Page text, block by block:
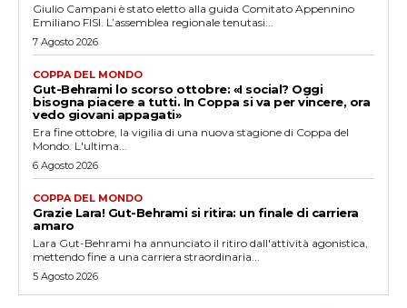
Giulio Campani è stato eletto alla guida Comitato Appennino
Emiliano FISI. L’assemblea regionale tenutasi...
7 Agosto 2026
COPPA DEL MONDO
Gut-Behrami lo scorso ottobre: «I social? Oggi
bisogna piacere a tutti. In Coppa si va per vincere, ora
vedo giovani appagati»
Era fine ottobre, la vigilia di una nuova stagione di Coppa del
Mondo. L'ultima...
6 Agosto 2026
COPPA DEL MONDO
Grazie Lara! Gut-Behrami si ritira: un finale di carriera
amaro
Lara Gut-Behrami ha annunciato il ritiro dall'attività agonistica,
mettendo fine a una carriera straordinaria...
5 Agosto 2026